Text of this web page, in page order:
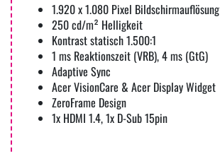
1.920 x 1.080 Pixel Bildschirmauflösung
250 cd/m² Helligkeit
Kontrast statisch 1.500:1
1 ms Reaktionszeit (VRB), 4 ms (GtG)
Adaptive Sync
Acer VisionCare & Acer Display Widget
ZeroFrame Design
1x HDMI 1.4, 1x D-Sub 15pin